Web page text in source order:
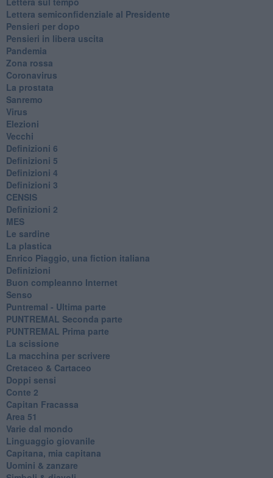
Lettera semiconfidenziale al Presidente
Pensieri per dopo
​Pensieri in libera uscita
Pandemia
Zona rossa
Coronavirus
La prostata
Sanremo
Virus
Elezioni
Vecchi
Definizioni 6
Definizioni 5
Definizioni 4
Definizioni 3
CENSIS
​Definizioni 2
MES
Le sardine
La plastica
​Enrico Piaggio, una fiction italiana
Definizioni
​Buon compleanno Internet
Senso
Puntremal - Ultima parte
PUNTREMAL Seconda parte
​PUNTREMAL Prima parte
La scissione
La macchina per scrivere
Cretaceo & Cartaceo
Doppi sensi
​Conte 2
​Capitan Fracassa
​Area 51
Varie dal mondo
​Linguaggio giovanile
​Capitana, mia capitana
Uomini & zanzare